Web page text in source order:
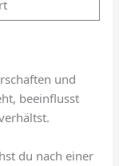
und
beeinflusst
du nach einer